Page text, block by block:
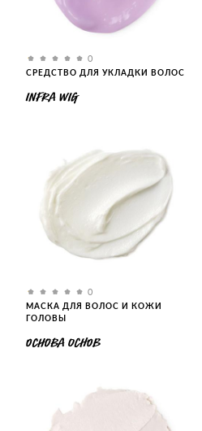
0
СРЕДСТВО ДЛЯ УКЛАДКИ ВОЛОС
INFRA WIG
0
МАСКА ДЛЯ ВОЛОС И КОЖИ
ГОЛОВЫ
ОСНОВА ОСНОВ